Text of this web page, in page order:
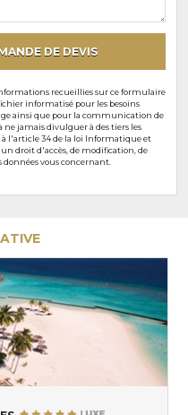
DE DEVIS
recueillies sur ce formulaire
informatisé pour les besoins
ainsi que pour la communication de
ne jamais divulguer à des tiers les
l'article 34 de la loi Informatique et
droit d'accès, de modification, de
données vous concernant.